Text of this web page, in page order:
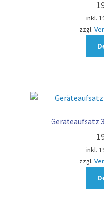
inkl.
zzgl.
Geräteaufsatz
inkl.
zzgl.